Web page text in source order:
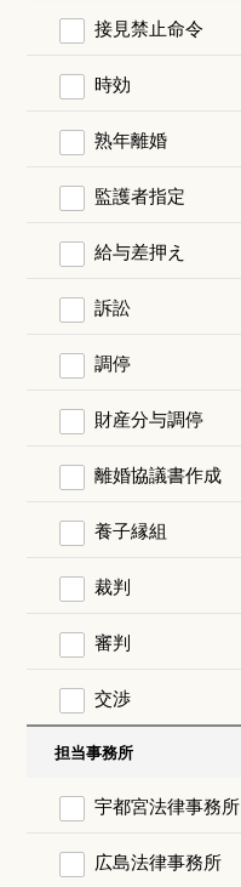
接見禁止命令
時効
熟年離婚
監護者指定
給与差押え
訴訟
調停
財産分与調停
離婚協議書作成
養子縁組
裁判
審判
交渉
担当事務所
宇都宮法律事務所
広島法律事務所